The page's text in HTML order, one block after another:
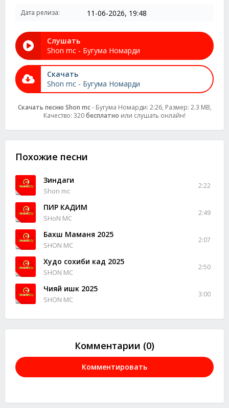
Дата релиза: 11-06-2026, 19:48
Слушать
Shon mc - Бугума Номарди
Скачать
Shon mc - Бугума Номарди
Скачать песню Shon mc- Бугума Номарди: 2:26, Размер: 2.3 MB,
Качество: 320бесплатно или слушать онлайн!
Похожие песни
Зиндаги
Shon mc
2:22
ПИР КАДИМ
SHoN MC
2:49
Бахш Маманя 2025
SHON MC
2:07
Худо сохиби кад 2025
SHON MC
2:50
Чияй ишк 2025
SHON MC
3:00
Комментарии (0)
Комментировать